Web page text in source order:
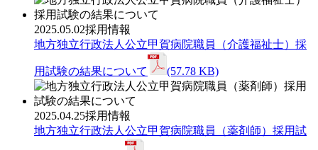
2025.05.02採用情報
地方独立行政法人公立甲賀病院職員（介護福祉士）採
用試験の結果について (57.78 KB)
2025.04.25採用情報
地方独立行政法人公立甲賀病院職員（薬剤師）採用試